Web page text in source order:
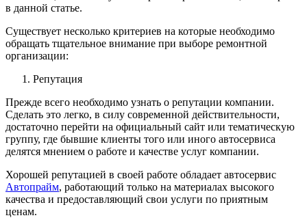
в данной статье.
Существует несколько критериев на которые необходимо
обращать тщательное внимание при выборе ремонтной
организации:
Репутация
Прежде всего необходимо узнать о репутации компании.
Сделать это легко, в силу современной действительности,
достаточно перейти на официальный сайт или тематическую
группу, где бывшие клиенты того или иного автосервиса
делятся мнением о работе и качестве услуг компании.
Хорошей репутацией в своей работе обладает автосервис
Автопрайм, работающий только на материалах высокого
качества и предоставляющий свои услуги по приятным
ценам.